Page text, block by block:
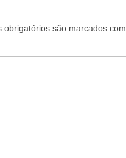
obrigatórios são marcados com